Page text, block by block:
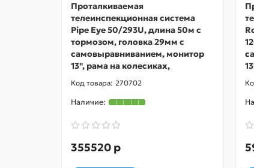
Проталкиваемая
телеинспекционная система
Pipe Eye 50/293U, длина 50м с
тормозом, головка 29мм с
самовыравниванием, монитор
13", рама на колесиках,
270702
355520 р